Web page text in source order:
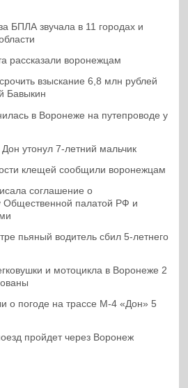
БПЛА звучала в 11 городах и
рассказали воронежцам
взыскание 6,8 млн рублей
Бавыкин
в Воронеже на путепроводе у
утонул 7-летний мальчик
клещей сообщили воронежцам
соглашение о
Общественной палатой РФ и
пьяный водитель сбил 5-летнего
и мотоцикла в Воронеже 2
о погоде на трассе М-4 «Дон» 5
пройдет через Воронеж